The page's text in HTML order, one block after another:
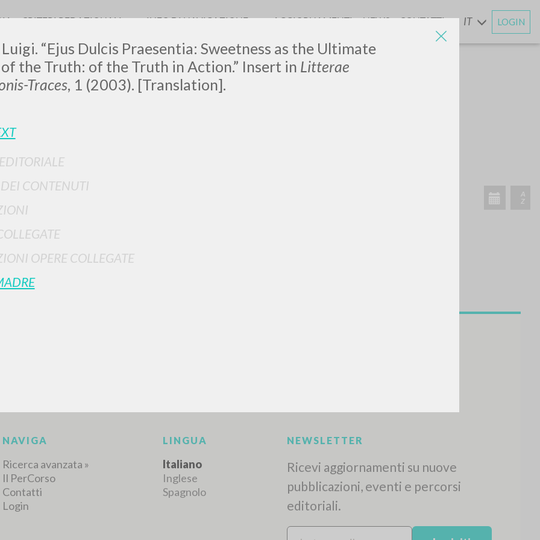
“Ejus Dulcis Praesentia: Sweetness as the Ultimate
the Truth: of the Truth in Action.” Insert in Litterae
Traces, 1 (2003). [Translation].
CONTENUTI
OPERE COLLEGATE
CRITERI REDAZIONALI INFO DI NAVIGAZIONE AGGIORNAMENTIENEWS CONTATTI IT LOGIN
0 DOCUMENTI TROVATI
LINGUA
NAVIGA LINGUA NEWSLETTER
Ricevi aggiornamenti su nuove